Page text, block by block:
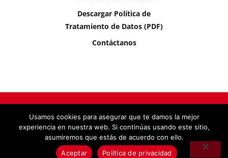
Descargar Política de
Tratamiento de Datos (PDF)
Contáctanos
PorMr. Bite© 2025 Compac SAS, Todos los derechos
reservados.
Usamos cookies para asegurar que te damos la mejor
experiencia en nuestra web. Si continúas usando este sitio,
asumiremos que estás de acuerdo con ello.
Aceptar
Política de privacidad